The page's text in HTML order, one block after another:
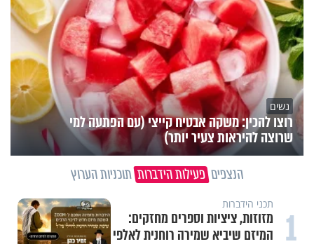
נשים
רוצו להכין: משקה אבטיח קייצי (עם הפתעה למי
שרוצה להיראות צעיר יותר)
הנצפים פעילות הידברות תוכניות הערוץ
1 תכני הידברות
מזוזות, ציציות וספרים מחזקים:
המיזם שיביא שמירה רוחנית לאלפי